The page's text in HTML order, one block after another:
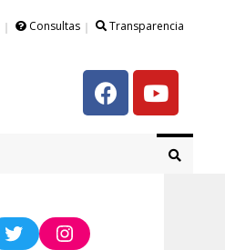
Consultas Transparencia